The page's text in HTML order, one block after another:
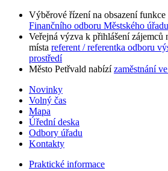
Výběrové řízení na obsazení funkce
Finančního odboru Městského
Veřejná výzva k přihlášení zájemců
místa referent / referentka odboru
prostředí
Město Petřvald nabízízaměstnání
Novinky
Volný čas
Mapa
Úřední deska
Odbory úřadu
Kontakty
Praktické informace